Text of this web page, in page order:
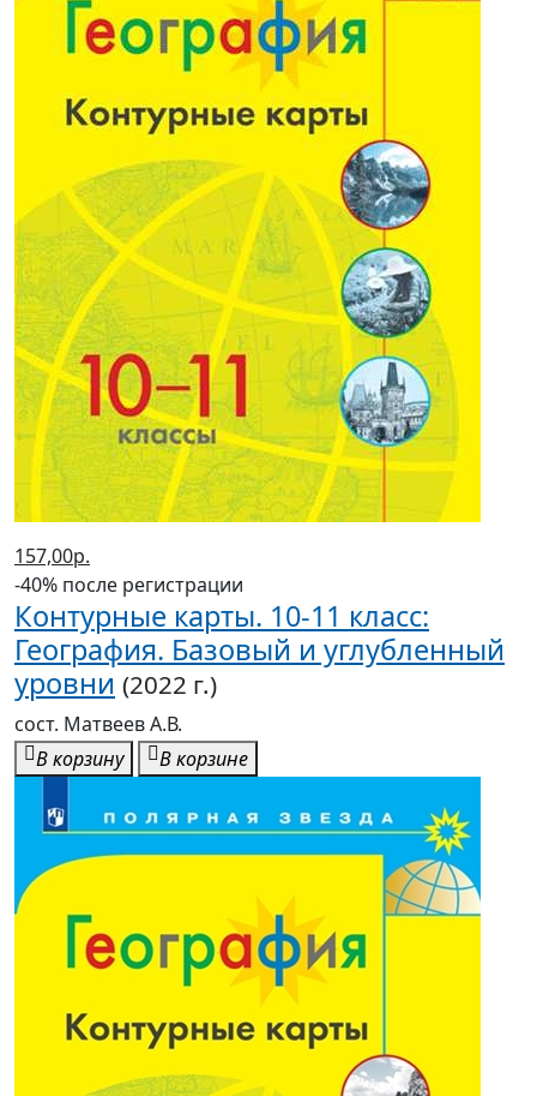
157,00р.
-40% после регистрации
Контурные карты. 10-11 класс:
География. Базовый и углубленный
уровни (2022 г.)
сост. Матвеев А.В.
В корзину
В корзине